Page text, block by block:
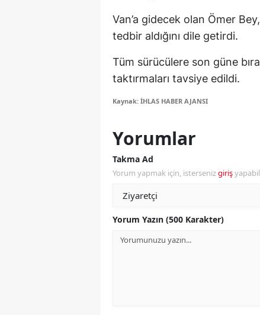
Van’a gidecek olan Ömer
tedbir aldığını dile getirdi.
Tüm sürücülere son güne
taktırmaları tavsiye edildi.
Kaynak: İHLAS HABER AJANSI
Yorumlar
Takma Ad
Yorum yapmak için, istersenizgiriş
Yorum Yazın (500 Karakter)